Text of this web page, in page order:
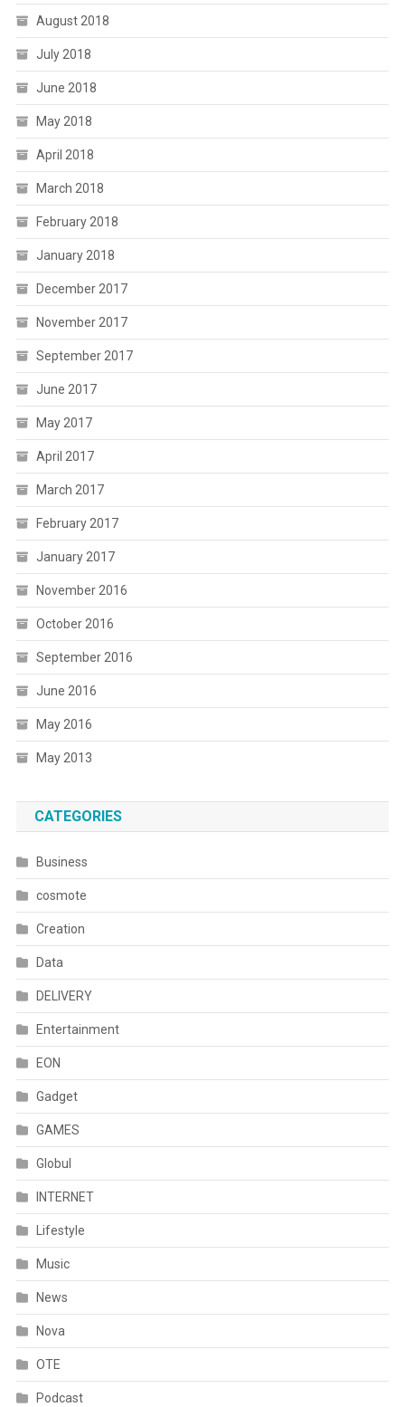
August 2018
July 2018
June 2018
May 2018
April 2018
March 2018
February 2018
January 2018
December 2017
November 2017
September 2017
June 2017
May 2017
April 2017
March 2017
February 2017
January 2017
November 2016
October 2016
September 2016
June 2016
May 2016
May 2013
CATEGORIES
Business
cosmote
Creation
Data
DELIVERY
Entertainment
EON
Gadget
GAMES
Globul
INTERNET
Lifestyle
Music
News
Nova
OTE
Podcast